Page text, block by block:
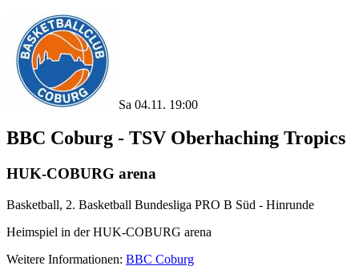
Sa 04.11. 19:00
BBC Coburg - TSV Oberhaching Tropics
HUK-COBURG arena
Basketball, 2. Basketball Bundesliga PRO B Süd - Hinrunde
Heimspiel in der HUK-COBURG arena
Weitere Informationen: BBC Coburg